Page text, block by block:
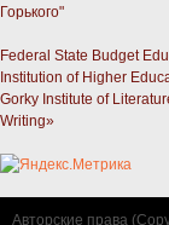
Горького"
Federal State Budget
Institution of Higher
Gorky Institute of
Writing»
Авторские права